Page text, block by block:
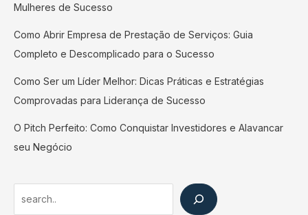
Mulheres de Sucesso
Como Abrir Empresa de Prestação de Serviços: Guia
Completo e Descomplicado para o Sucesso
Como Ser um Líder Melhor: Dicas Práticas e Estratégias
Comprovadas para Liderança de Sucesso
O Pitch Perfeito: Como Conquistar Investidores e Alavancar
seu Negócio